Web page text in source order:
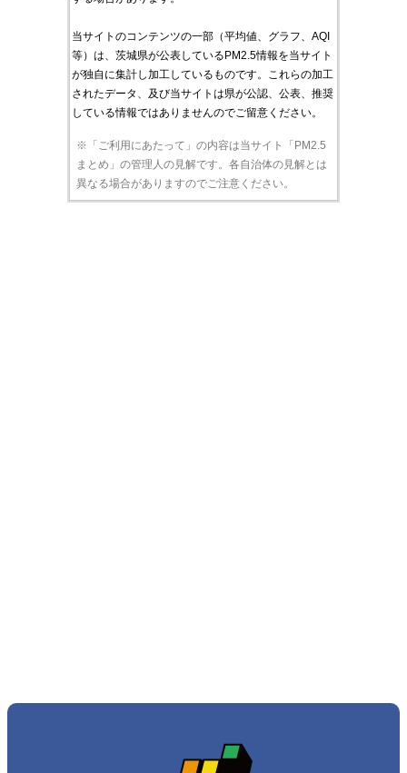
当サイトのコンテンツの一部（平均値、グラフ、AQI
等）は、茨城県が公表しているPM2.5情報を当サイト
が独自に集計し加工しているものです。これらの加工
されたデータ、及び当サイトは県が公認、公表、推奨
している情報ではありませんのでご留意ください。
※「ご利用にあたって」の内容は当サイト「PM2.5
まとめ」の管理人の見解です。各自治体の見解とは
異なる場合がありますのでご注意ください。